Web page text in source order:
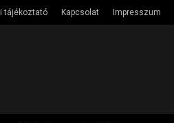
tájékoztató Kapcsolat Impresszum